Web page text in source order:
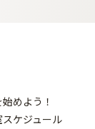
めよう！
ケジュール